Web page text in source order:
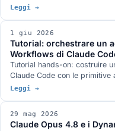
Gazzetta Ufficiale UE le
Leggi →
1 giu 2026
Tutorial: orchestrare un
Workflows di Claude
Tutorial hands-on: costruire
Claude Code con le
riproducendo il pattern
Leggi →
29 mag 2026
Claude Opus 4.8 e i